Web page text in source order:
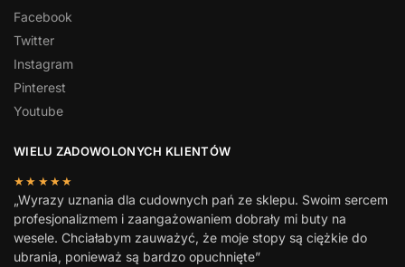
Facebook
Twitter
Instagram
Pinterest
Youtube
WIELU ZADOWOLONYCH KLIENTÓW
★★★★★
„Wyrazy uznania dla cudownych pań ze sklepu. Swoim sercem
profesjonalizmem i zaangażowaniem dobrały mi buty na
wesele. Chciałabym zauważyć, że moje stopy są ciężkie do
ubrania, ponieważ są bardzo opuchnięte”